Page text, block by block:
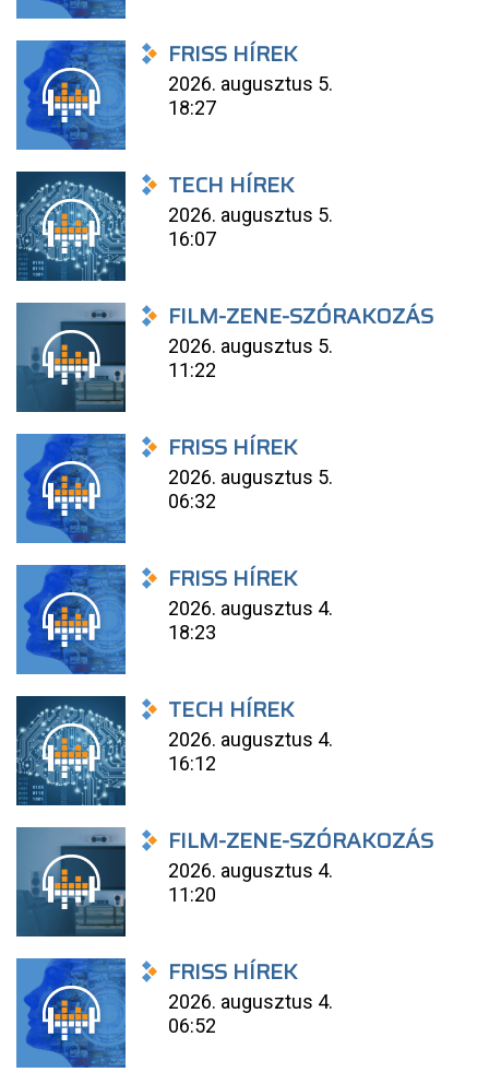
FRISS HÍREK
2026. augusztus 5.
18:27
TECH HÍREK
2026. augusztus 5.
16:07
FILM-ZENE-SZÓRAKOZÁS
2026. augusztus 5.
11:22
FRISS HÍREK
2026. augusztus 5.
06:32
FRISS HÍREK
2026. augusztus 4.
18:23
TECH HÍREK
2026. augusztus 4.
16:12
FILM-ZENE-SZÓRAKOZÁS
2026. augusztus 4.
11:20
FRISS HÍREK
2026. augusztus 4.
06:52